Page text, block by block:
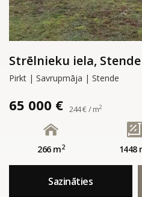
Strēlnieku iela, Stende
Pirkt | Savrupmāja | Stende
65 000 € 244 € / m2
266 m2 1448
Sazināties